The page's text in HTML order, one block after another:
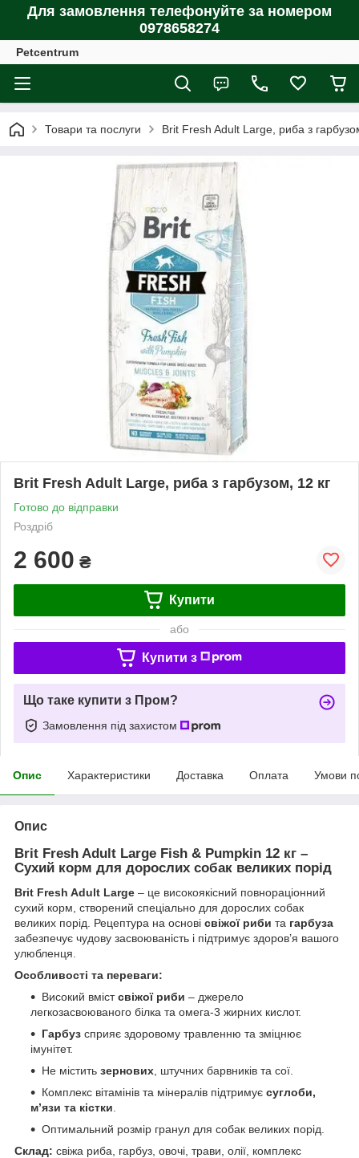
Для замовлення телефонуйте за номером
0978658274
Petcentrum
Товари та послуги Brit Fresh Adult Large, риба з
Brit Fresh Adult Large, риба з гарбузом, 12 кг
Готово до відправки
Роздріб
2 600 ₴
Купити
або
Купити з
Що таке купити з Пром?
Замовлення під захистом
Опис Характеристики Доставка Оплата Умови
Опис
Brit Fresh Adult Large Fish & Pumpkin 12 кг –
Сухий корм для дорослих собак великих порід
Brit Fresh Adult Large – це високоякісний повнораціонний
сухий корм, створений спеціально для дорослих собак
великих порід. Рецептура на основі свіжої риби та гарбуза
забезпечує чудову засвоюваність і підтримує здоров’я вашого
улюбленця.
Особливості та переваги:
Високий вмістсвіжої риби – джерело
легкозасвоюваного білка та омега-3 жирних кислот.
Гарбуз сприяє здоровому травленню та зміцнює
імунітет.
Не містить зернових , штучних барвників та сої.
Комплекс вітамінів та мінералів підтримує суглоби,
м’язи та кістки
Оптимальний розмір гранул для собак великих порід.
Склад: свіжа риба, гарбуз, овочі, трави, олії, комплекс